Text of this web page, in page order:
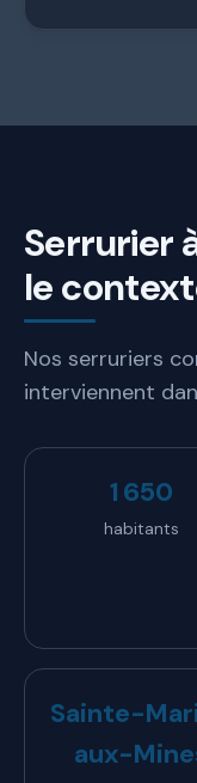
Serrurier
le
Nos serruriers
interviennent
1 650
habitants
Sainte-
aux-